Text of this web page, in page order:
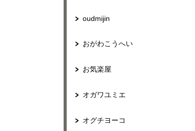
oudmijin
おがわこうへい
お気楽屋
オガワユミエ
オグチヨーコ